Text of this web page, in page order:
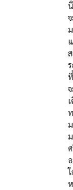
นี้
ที่